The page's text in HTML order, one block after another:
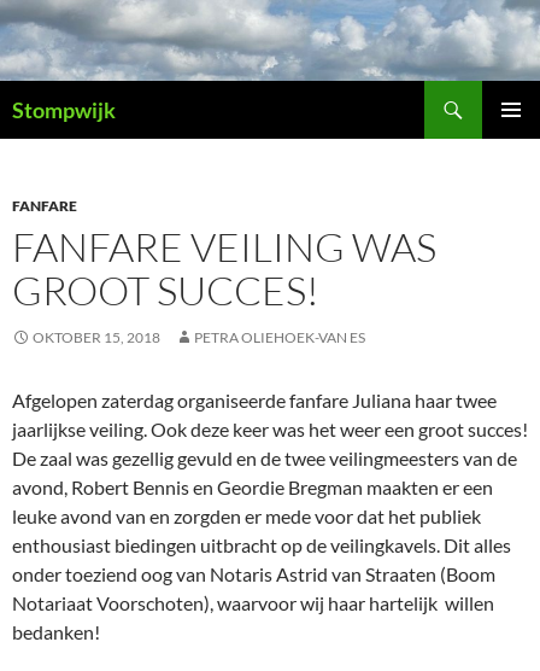
Ga
naar
de
inhoud
Stompwijk
FANFARE
FANFARE VEILING WAS
GROOT SUCCES!
OKTOBER 15, 2018 PETRA OLIEHOEK-VAN ES
Afgelopen zaterdag organiseerde fanfare Juliana haar twee
jaarlijkse veiling. Ook deze keer was het weer een groot succes!
De zaal was gezellig gevuld en de twee veilingmeesters van de
avond, Robert Bennis en Geordie Bregman maakten er een
leuke avond van en zorgden er mede voor dat het publiek
enthousiast biedingen uitbracht op de veilingkavels. Dit alles
onder toeziend oog van Notaris Astrid van Straaten (Boom
Notariaat Voorschoten), waarvoor wij haar hartelijk willen
bedanken!